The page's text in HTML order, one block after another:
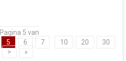
Pagina 5 van
5 6 7 10 20
30
>
»